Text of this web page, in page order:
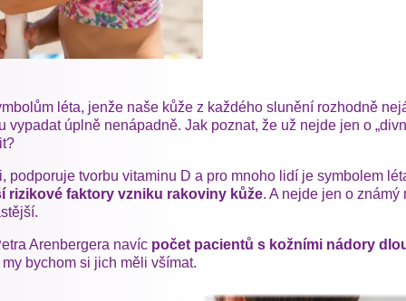
léta, jenže naše kůže z každého slunění rozhodně
úplně nenápadně. Jak poznat, že už nejde jen o
podporuje tvorbu vitaminu D a pro mnoho lidí je symbolem
rizikové faktory vzniku rakoviny kůže. A nejde jen o
Arenbergera navíc počet pacientů s kožními nádory
bychom si jich měli všímat.